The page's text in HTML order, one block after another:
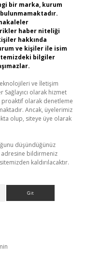
bir marka, kurum
haber niteliği
hakkında
ve kişiler ile isim
bilgiler
ve İletişim
Sağlayıcı olarak hizmet
olarak denetleme
Ancak, üyelerimiz
olup, siteye üye olarak
düşündüğünüz
adresine bildirmeniz
kaldırılacaktır.